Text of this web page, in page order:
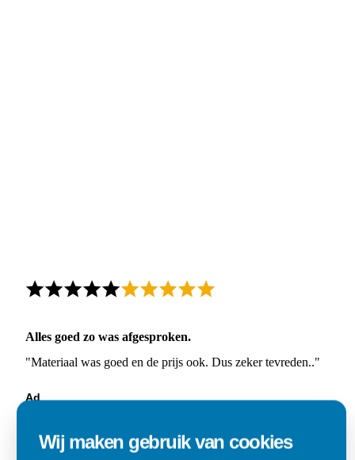
Alles goed zo was afgesproken.
"Materiaal was goed en de prijs ook. Dus zeker tevreden.."
Ad
Wij maken gebruik van cookies